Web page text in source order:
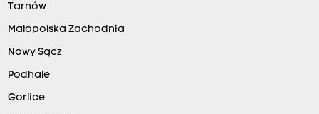
Tarnów
Małopolska Zachodnia
Nowy Sącz
Podhale
Gorlice